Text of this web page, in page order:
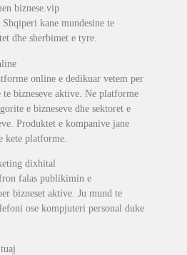
biznese.vip
kane mundesine te
dhe sherbimet e tyre.
online e dedikuar vetem per
bizneseve aktive. Ne platforme
e bizneseve dhe sektoret e
Produktet e kompanive jane
kete platforme.
dixhital
falas publikimin e
bizneset aktive. Ju mund te
ose kompjuteri personal duke